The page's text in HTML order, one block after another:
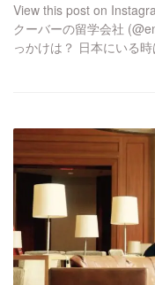
View this post on
クーバーの留学会社
っかけは？ 日本にいる